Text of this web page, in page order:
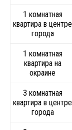
1 комнатная
квартира в центре
города
1 комнатная
квартира на
окраине
3 комнатная
квартира в центре
города